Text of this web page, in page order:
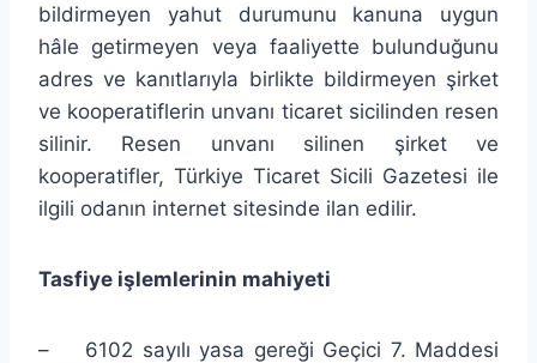
bildirmeyen yahut durumunu kanuna uygun
hâle getirmeyen veya faaliyette bulunduğunu
adres ve kanıtlarıyla birlikte bildirmeyen şirket
ve kooperatiflerin unvanı ticaret sicilinden resen
silinir. Resen unvanı silinen şirket ve
kooperatifler, Türkiye Ticaret Sicili Gazetesi ile
ilgili odanın internet sitesinde ilan edilir.
Tasfiye işlemlerinin mahiyeti
– 6102 sayılı yasa gereği Geçici 7. Maddesi